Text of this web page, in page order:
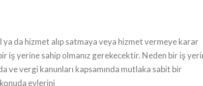
ya da hizmet alıp satmaya veya hizmet vermeye karar
iş yerine sahip olmanız gerekecektir. Neden bir iş
ve vergi kanunları kapsamında mutlaka sabit bir
evlerini